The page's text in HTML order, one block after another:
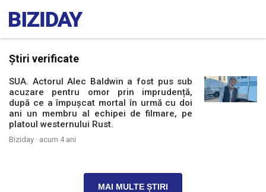
Știri verificate
SUA. Actorul Alec Baldwin a fost pus sub
acuzare pentru omor prin imprudență,
după ce a împuşcat mortal în urmă cu doi
ani un membru al echipei de filmare, pe
platoul westernului Rust.
Biziday · acum 4 ani
MAI MULTE ȘTIRI